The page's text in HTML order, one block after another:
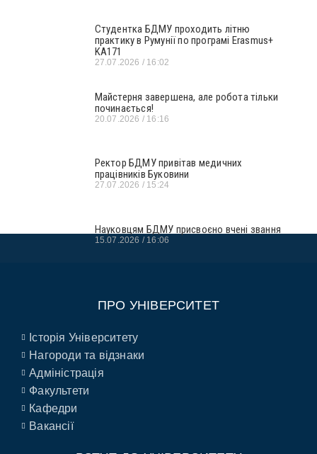
Студентка БДМУ проходить літню
практику в Румунії по програмі Erasmus+
KA171
27.07.2026 16:02
Майстерня завершена, але робота тільки
починається!
20.07.2026 16:16
Ректор БДМУ привітав медичних
працівників Буковини
27.07.2026 15:24
Науковцям БДМУ присвоєно вчені звання
15.07.2026 16:06
ПРО УНІВЕРСИТЕТ
Історія Університету
Нагороди та відзнаки
Адміністрація
Факультети
Кафедри
Вакансії